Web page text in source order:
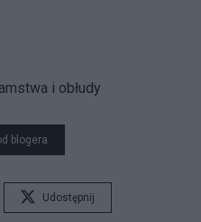
i obłudy
blogera
Udostępnij